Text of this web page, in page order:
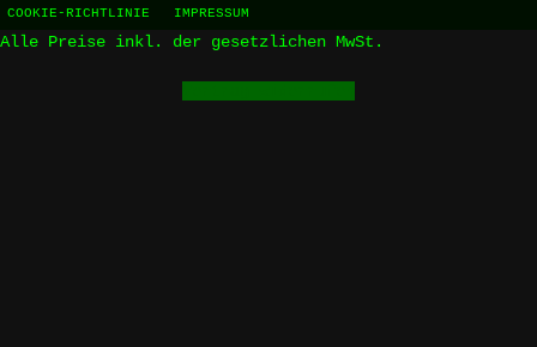
COOKIE-RICHTLINIE IMPRESSUM
Alle Preise inkl. der gesetzlichen MwSt.